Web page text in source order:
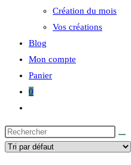
Création du mois
Vos créations
Blog
Mon compte
Panier
0
search